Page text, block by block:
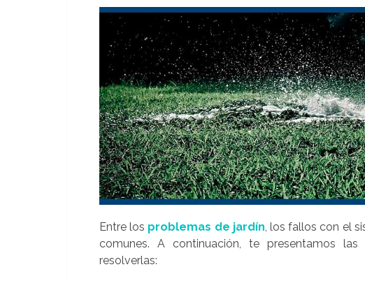
Entre los problemas de jardín, los fallos con el
comunes. A continuación, te presentamos
resolverlas: